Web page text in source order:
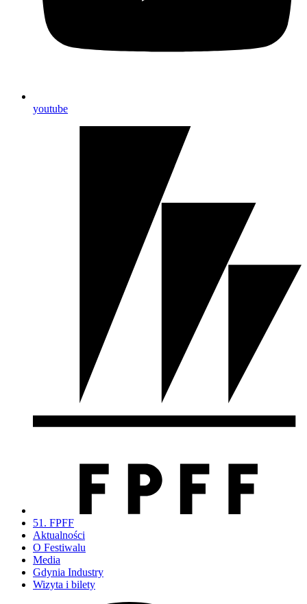
youtube
51. FPFF
Aktualności
O Festiwalu
Media
Gdynia Industry
Wizyta i bilety